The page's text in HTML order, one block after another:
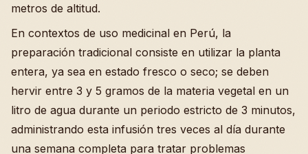
metros de altitud.
En contextos de uso medicinal en Perú, la
preparación tradicional consiste en utilizar la planta
entera, ya sea en estado fresco o seco; se deben
hervir entre 3 y 5 gramos de la materia vegetal en un
litro de agua durante un periodo estricto de 3 minutos,
administrando esta infusión tres veces al día durante
una semana completa para tratar problemas